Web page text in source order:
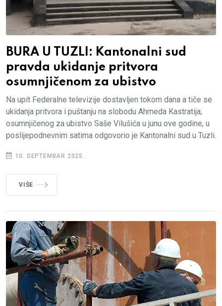
BURA U TUZLI: Kantonalni sud
pravda ukidanje pritvora
osumnjičenom za ubistvo
Na upit Federalne televizije dostavljen tokom dana a tiče se
ukidanja pritvora i puštanju na slobodu Ahmeda Kastratija,
osumnjičenog za ubistvo Saše Vilušića u junu ove godine, u
poslijepodnevnim satima odgovorio je Kantonalni sud u Tuzli.
10. SEPTEMBAR 2025.
VIŠE